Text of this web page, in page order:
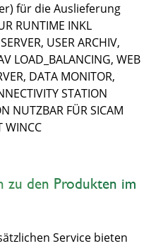
für die Auslieferung
RUNTIME INKL
USER ARCHIV,
LOAD_BALANCING, WEB
DATA MONITOR,
STATION
NUTZBAR FÜR SICAM
WINCC
zu den Produkten im
Service bieten